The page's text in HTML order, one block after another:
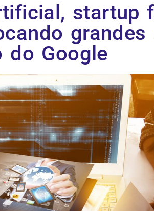
startup
grandes
do Google